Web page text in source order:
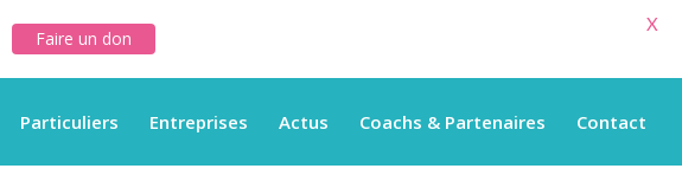
Particuliers Entreprises Actus Coachs & Partenaires Contact
Faire un don
X